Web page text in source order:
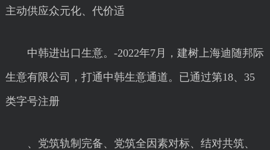
主动供应众元化、代价适
中韩进出口生意。-2022年7月，建树上海迪随邦际
生意有限公司，打通中韩生意通道。已通过第18、35
类字号注册
、党筑轨制完备、党筑全因素对标、结对共筑、